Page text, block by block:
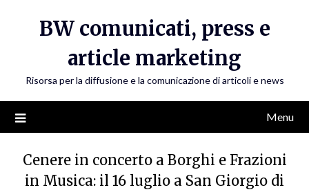
BW comunicati, press e
article marketing
Risorsa per la diffusione e la comunicazione di articoli e news
Menu
Cenere in concerto a Borghi e Frazioni
in Musica: il 16 luglio a San Giorgio di